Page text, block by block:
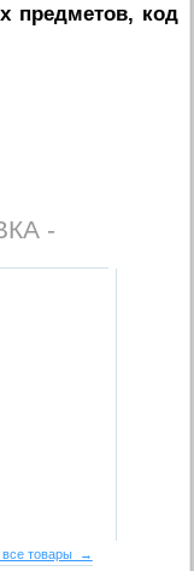
предметов, код
-
все товары →